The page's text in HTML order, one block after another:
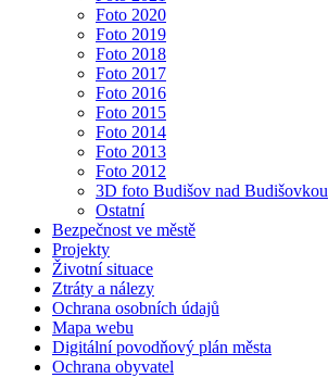
Foto 2020
Foto 2019
Foto 2018
Foto 2017
Foto 2016
Foto 2015
Foto 2014
Foto 2013
Foto 2012
3D foto Budišov nad Budišovkou
Ostatní
Bezpečnost ve městě
Projekty
Životní situace
Ztráty a nálezy
Ochrana osobních údajů
Mapa webu
Digitální povodňový plán města
Ochrana obyvatel